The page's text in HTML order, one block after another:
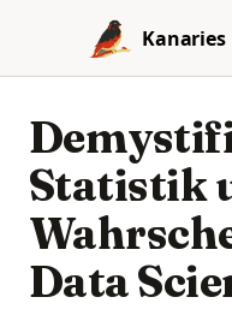
Skip to content
Kanaries
Statistik
Data